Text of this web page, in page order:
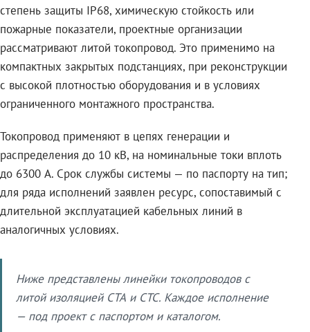
степень защиты IP68, химическую стойкость или
пожарные показатели, проектные организации
рассматривают литой токопровод. Это применимо на
компактных закрытых подстанциях, при реконструкции
с высокой плотностью оборудования и в условиях
ограниченного монтажного пространства.
Токопровод применяют в цепях генерации и
распределения до 10 кВ, на номинальные токи вплоть
до 6300 А. Срок службы системы — по паспорту на тип;
для ряда исполнений заявлен ресурс, сопоставимый с
длительной эксплуатацией кабельных линий в
аналогичных условиях.
Ниже представлены линейки токопроводов с
литой изоляцией СТА и СТС. Каждое исполнение
— под проект с паспортом и каталогом.